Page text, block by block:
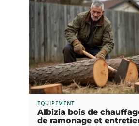
EQUIPEMENT
Albizia bois de
de ramonage et